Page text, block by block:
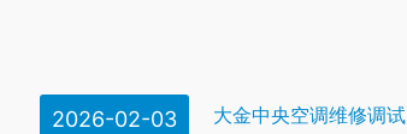
2026-02-03 大金中央空调维修调试